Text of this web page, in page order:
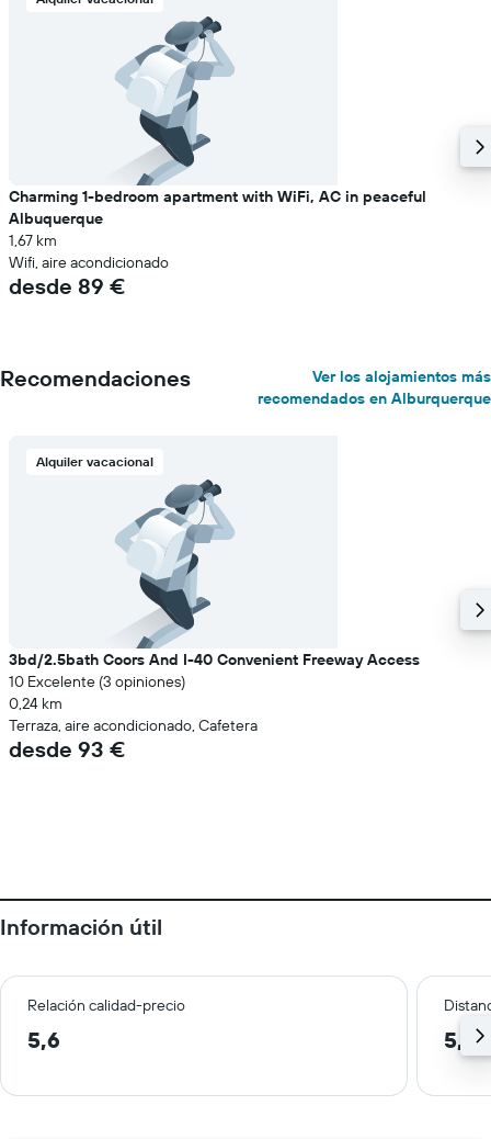
Charming 1-bedroom apartment with WiFi, AC in peaceful
Albuquerque
1,67 km
Wifi, aire acondicionado
desde 89 €
Recomendaciones
Ver los alojamientos más
recomendados en Alburquerque
Alquiler vacacional
3bd/2.5bath Coors And I-40 Convenient Freeway Access
10 Excelente (3 opiniones)
0,24 km
Terraza, aire acondicionado, Cafetera
desde 93 €
Información útil
Relación calidad-precio
5,6 5,3